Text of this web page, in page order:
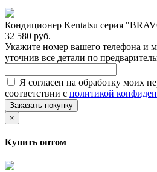
Кондиционер Kentatsu серия
32 580 руб.
Укажите номер вашего телефона и
уточнив все детали по
Я согласен на обработку моих
соответствии с политикой
Заказать покупку
×
Купить оптом